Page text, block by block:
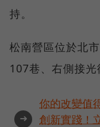
持。
松南營區位於北
107巷、右側接光
➜
你的改變值
創新實踐！